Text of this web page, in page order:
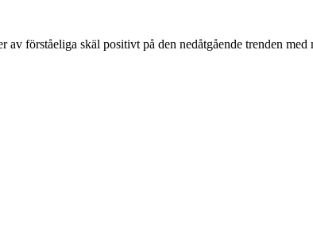
förståeliga skäl positivt på den nedåtgående trenden med